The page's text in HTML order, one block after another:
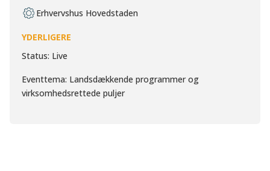
Erhvervshus Hovedstaden
YDERLIGERE
Status: Live
Eventtema: Landsdækkende programmer og
virksomhedsrettede puljer